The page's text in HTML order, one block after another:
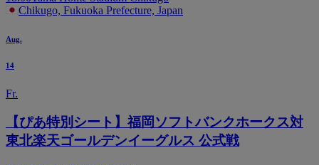
Chikugo, Fukuoka Prefecture, Japan
Aug.
14
Fr.
【ぴあ特別シート】福岡ソフトバンクホークス対
東北楽天ゴールデンイーグルス 公式戦